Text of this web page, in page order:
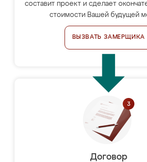
составит проект и сделает
стоимости Вашей будущей
ВЫЗВАТЬ ЗАМЕРЩИКА
Договор